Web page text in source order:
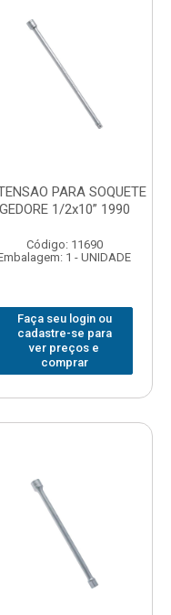
PARA SOQUETE
GEDORE 1/2x10” 1990
Código: 11690
1 - UNIDADE
Faça seu login ou
cadastre-se para
ver preços e
comprar